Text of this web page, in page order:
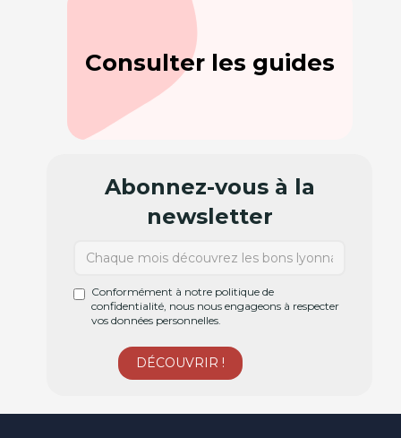
Consulter les guides
Abonnez-vous à la
newsletter
Conformément à notre politique de
confidentialité, nous nous engageons à respecter
vos données personnelles.